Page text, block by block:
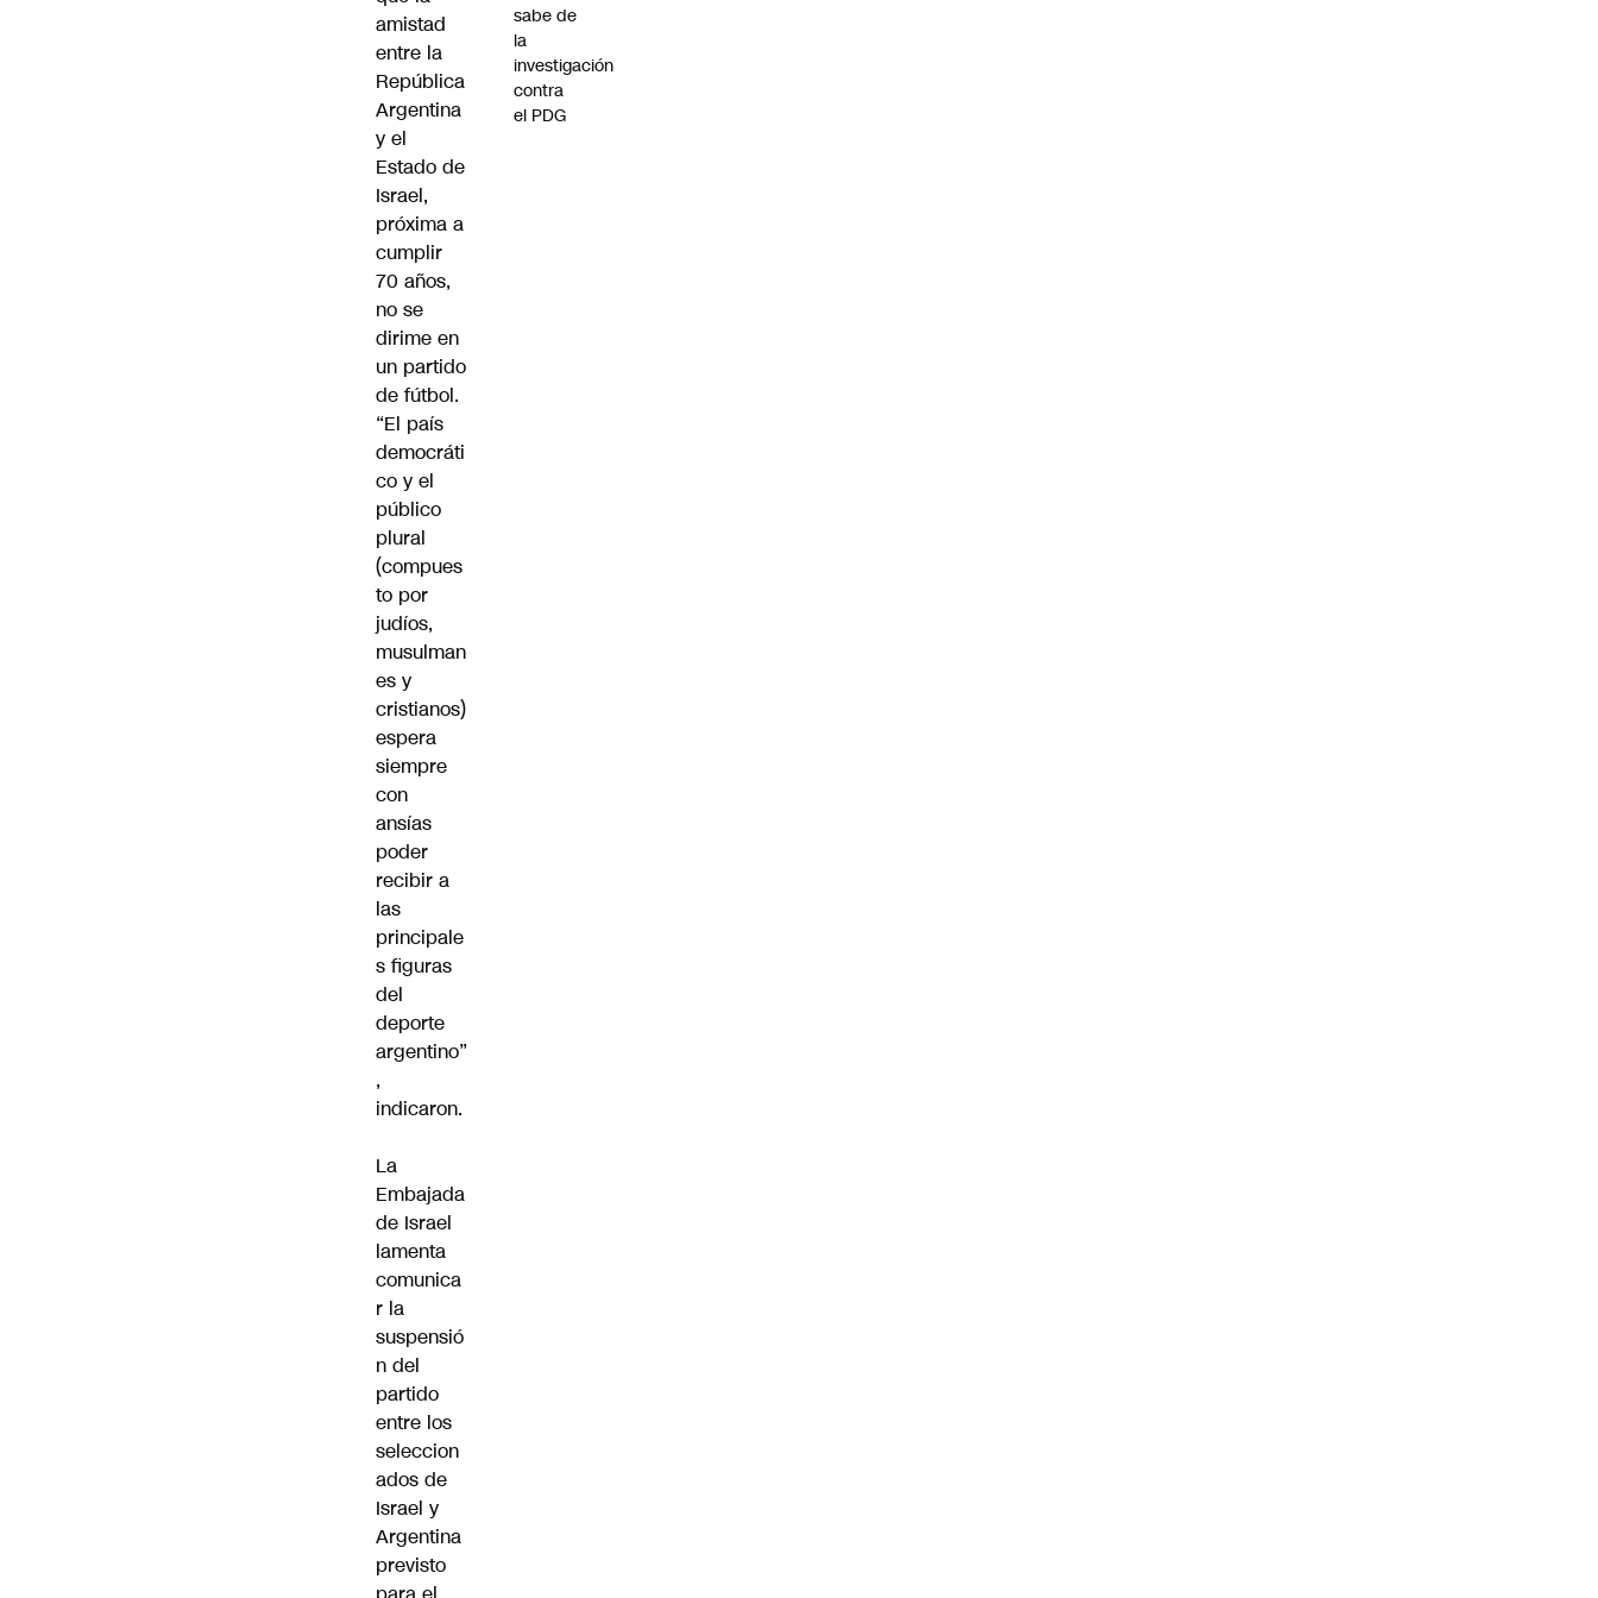
amistad
entre la
República
Argentina
y el
Estado de
Israel,
próxima a
cumplir
70 años,
no se
dirime en
un partido
de fútbol.
“El país
democráti
co y el
público
plural
(compues
to por
judíos,
musulman
es y
cristianos)
espera
siempre
con
ansías
poder
recibir a
las
principale
s figuras
del
deporte
argentino”
,
indicaron.
La
Embajada
de Israel
lamenta
comunica
r la
suspensió
n del
partido
entre los
seleccion
ados de
Israel y
Argentina
previsto
sabe de
la
investigación
contra
el PDG